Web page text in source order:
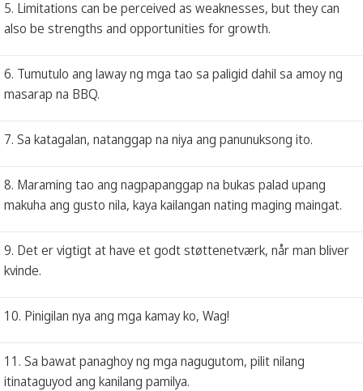
5. Limitations can be perceived as weaknesses, but they can
also be strengths and opportunities for growth.
6. Tumutulo ang laway ng mga tao sa paligid dahil sa amoy ng
masarap na BBQ.
7. Sa katagalan, natanggap na niya ang panunuksong ito.
8. Maraming tao ang nagpapanggap na bukas palad upang
makuha ang gusto nila, kaya kailangan nating maging maingat.
9. Det er vigtigt at have et godt støttenetværk, når man bliver
kvinde.
10. Pinigilan nya ang mga kamay ko, Wag!
11. Sa bawat panaghoy ng mga nagugutom, pilit nilang
itinataguyod ang kanilang pamilya.